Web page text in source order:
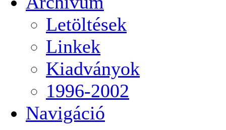
Letöltések
Linkek
Kiadványok
1996-2002
Navigáció